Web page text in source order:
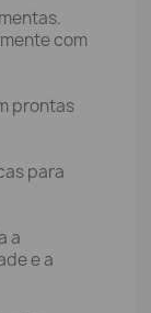
com
prontas
para
a
e a